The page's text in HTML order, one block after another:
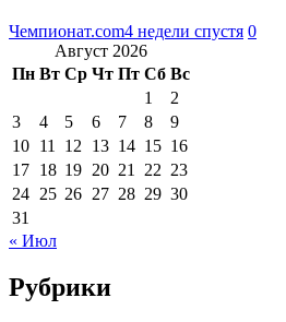
Чемпионат.com4 недели спустя 0
Август 2026
Пн Вт Ср Чт Пт Сб Вс
1
2
3
4 5 6 7 8
9
10 11 12 13 14 15 16
17 18 19 20 21 22 23
24 25 26 27 28 29 30
31
« Июл
Рубрики